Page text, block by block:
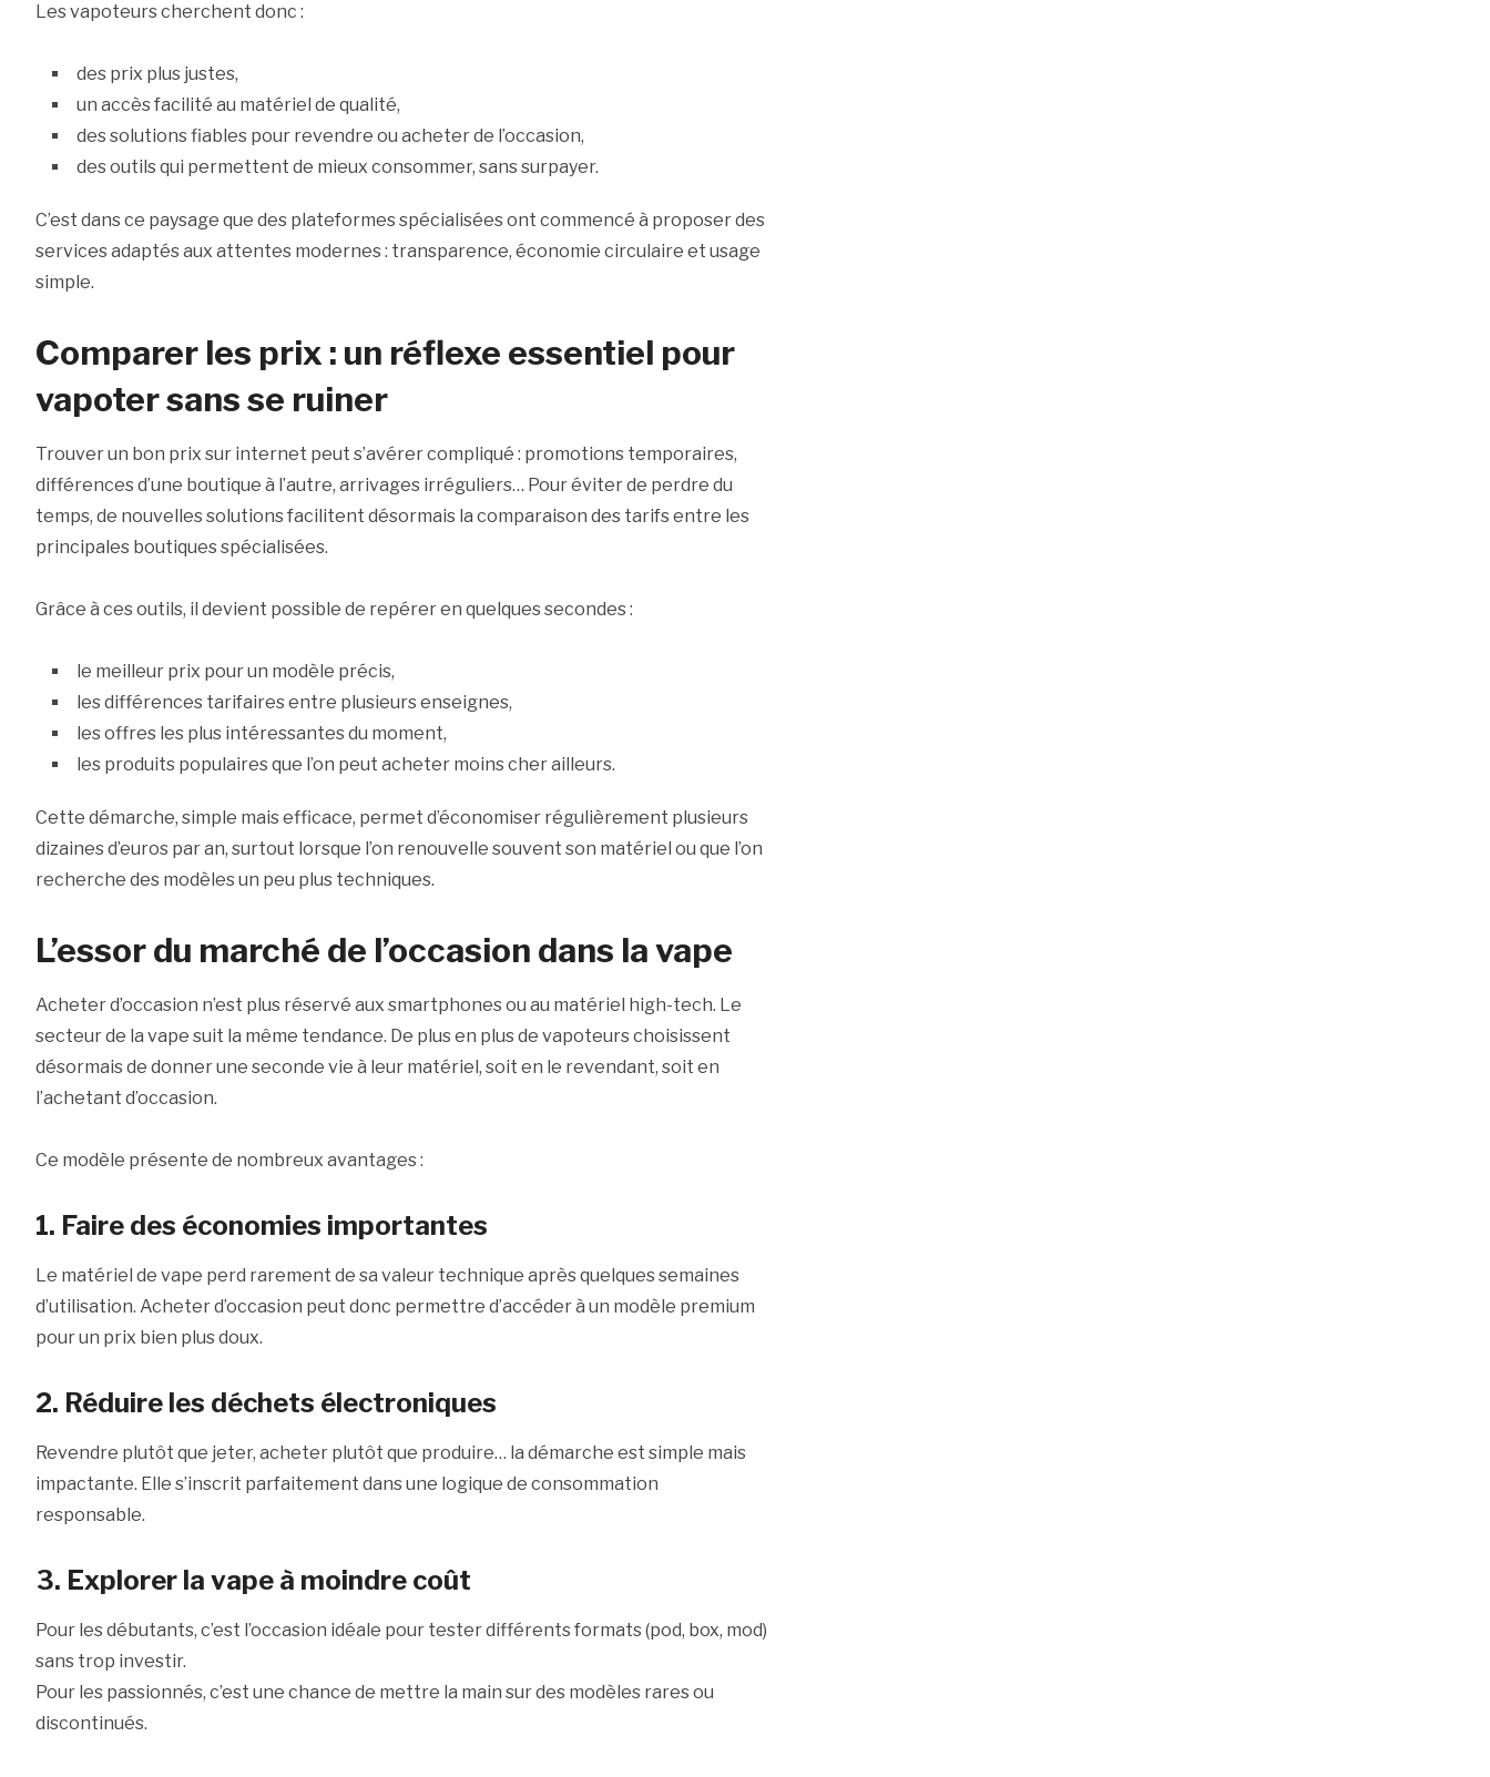
Les vapoteurs cherchent donc :
des prix plus justes,
un accès facilité au matériel de qualité,
des solutions fiables pour revendre ou acheter de l’occasion,
des outils qui permettent de mieux consommer, sans surpayer.
C’est dans ce paysage que des plateformes spécialisées ont commencé à proposer des
services adaptés aux attentes modernes : transparence, économie circulaire et usage
simple.
Comparer les prix : un réflexe essentiel pour
vapoter sans se ruiner
Trouver un bon prix sur internet peut s’avérer compliqué : promotions temporaires,
différences d’une boutique à l’autre, arrivages irréguliers… Pour éviter de perdre du
temps, de nouvelles solutions facilitent désormais la comparaison des tarifs entre les
principales boutiques spécialisées.
Grâce à ces outils, il devient possible de repérer en quelques secondes :
le meilleur prix pour un modèle précis,
les différences tarifaires entre plusieurs enseignes,
les offres les plus intéressantes du moment,
les produits populaires que l’on peut acheter moins cher ailleurs.
Cette démarche, simple mais efficace, permet d’économiser régulièrement plusieurs
dizaines d’euros par an, surtout lorsque l’on renouvelle souvent son matériel ou que l’on
recherche des modèles un peu plus techniques.
L’essor du marché de l’occasion dans la vape
Acheter d’occasion n’est plus réservé aux smartphones ou au matériel high-tech. Le
secteur de la vape suit la même tendance. De plus en plus de vapoteurs choisissent
désormais de donner une seconde vie à leur matériel, soit en le revendant, soit en
l’achetant d’occasion.
Ce modèle présente de nombreux avantages :
1. Faire des économies importantes
Le matériel de vape perd rarement de sa valeur technique après quelques semaines
d’utilisation. Acheter d’occasion peut donc permettre d’accéder à un modèle premium
pour un prix bien plus doux.
2. Réduire les déchets électroniques
Revendre plutôt que jeter, acheter plutôt que produire… la démarche est simple mais
impactante. Elle s’inscrit parfaitement dans une logique de consommation
responsable.
3. Explorer la vape à moindre coût
Pour les débutants, c’est l’occasion idéale pour tester différents formats (pod, box, mod)
sans trop investir.
Pour les passionnés, c’est une chance de mettre la main sur des modèles rares ou
discontinués.